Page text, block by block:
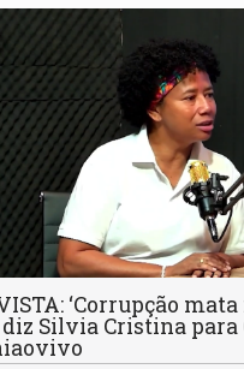
‘Corrupção
diz Silvia Cristina para